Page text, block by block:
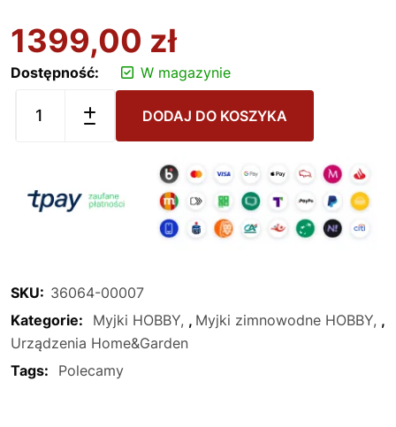
1399,00 zł
Dostępność: W magazynie
DODAJ DO KOSZYKA
SKU: 36064-00007
Kategorie:
Myjki HOBBY , Myjki zimnowodne HOBBY ,
Urządzenia Home&Garden
Tags:
Polecamy